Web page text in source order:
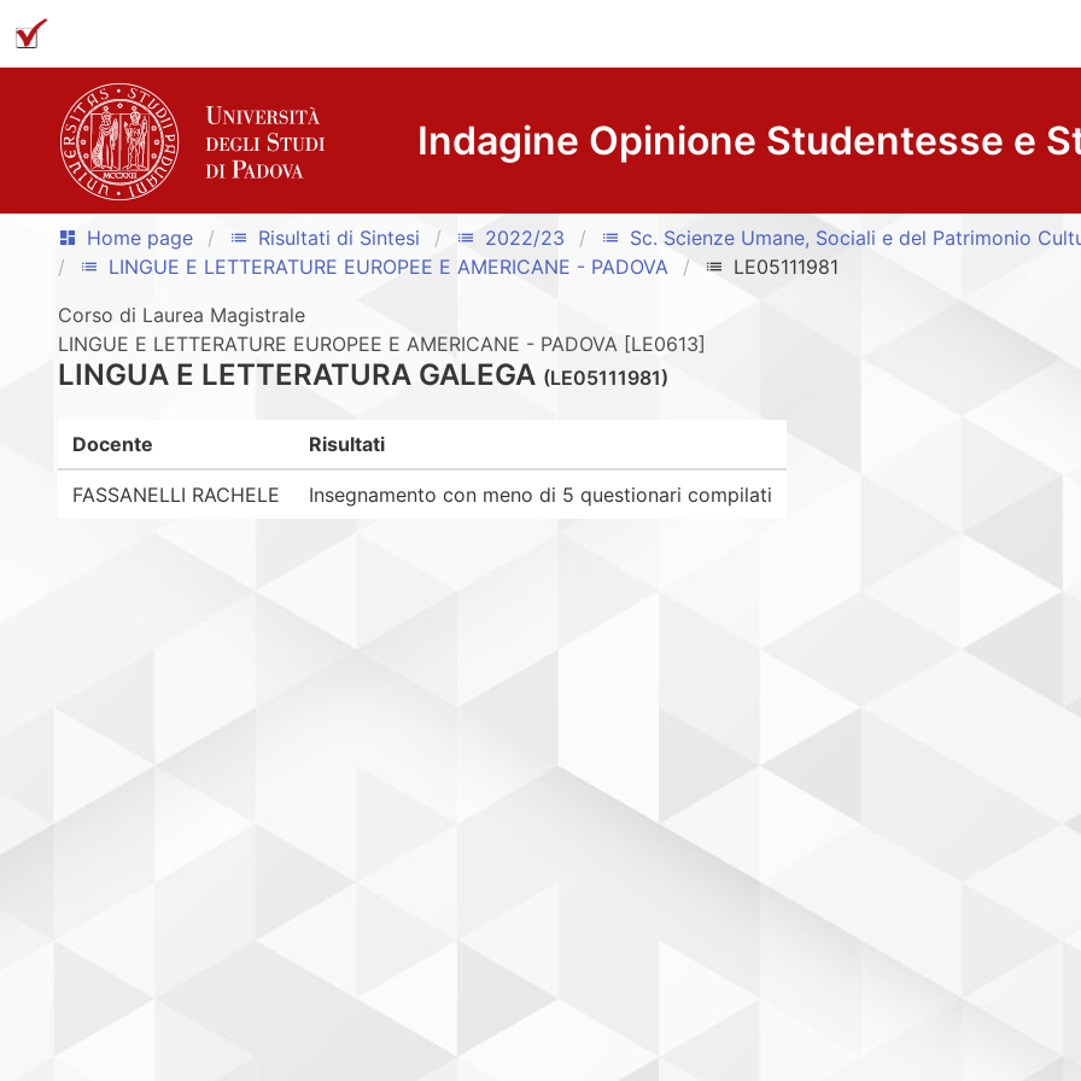
Indagine Opinione Studentesse e
dashboard Home page list Risultati di Sintesi list 2022/23 list Sc. Scienze Umane, Sociali e del Patrimonio
list LINGUE E LETTERATURE EUROPEE E AMERICANE - PADOVA list
LE05111981
Corso di Laurea Magistrale
LINGUE E LETTERATURE EUROPEE E AMERICANE - PADOVA [LE0613]
LINGUA E LETTERATURA GALEGA (LE05111981)
Docente Risultati
FASSANELLI RACHELE Insegnamento con meno di 5 questionari compilati